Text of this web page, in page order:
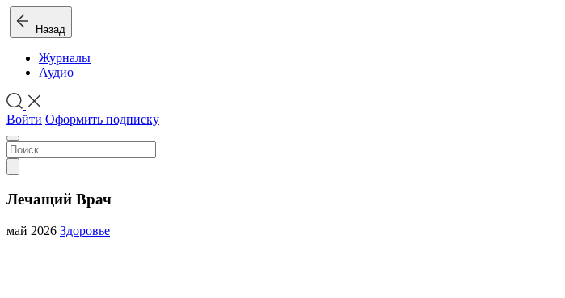
Назад
Журналы
Аудио
Войти Оформить подписку
Лечащий Врач
май 2026 Здоровье